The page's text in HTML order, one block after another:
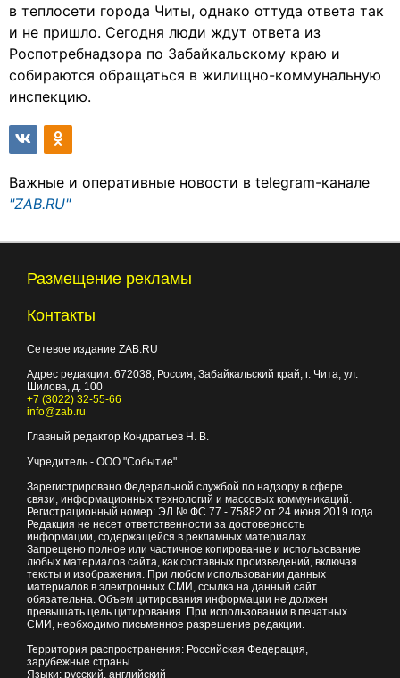
в теплосети города Читы, однако оттуда ответа так
и не пришло. Сегодня люди ждут ответа из
Роспотребнадзора по Забайкальскому краю и
собираются обращаться в жилищно-коммунальную
инспекцию.
Важные и оперативные новости в telegram-канале
"ZAB.RU"
Размещение рекламы
Контакты
Сетевое издание ZAB.RU
Адрес редакции: 672038, Россия, Забайкальский край, г. Чита, ул.
Шилова, д. 100
+7 (3022) 32-55-66
info@zab.ru
Главный редактор Кондратьев Н. В.
Учредитель - ООО "Событие"
Зарегистрировано Федеральной службой по надзору в сфере
связи, информационных технологий и массовых коммуникаций.
Регистрационный номер: ЭЛ № ФС 77 - 75882 от 24 июня 2019 года
Редакция не несет ответственности за достоверность
информации, содержащейся в рекламных материалах
Запрещено полное или частичное копирование и использование
любых материалов сайта, как составных произведений, включая
тексты и изображения. При любом использовании данных
материалов в электронных СМИ, ссылка на данный сайт
обязательна. Объем цитирования информации не должен
превышать цель цитирования. При использовании в печатных
СМИ, необходимо письменное разрешение редакции.
Территория распространения: Российская Федерация,
зарубежные страны
Языки: русский, английский